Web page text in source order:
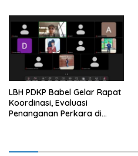
LBH PDKP Babel Gelar Rapat
Koordinasi, Evaluasi
Penanganan Perkara di